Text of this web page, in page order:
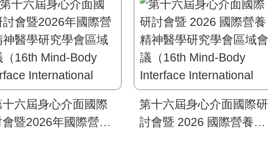
六屆身心介面國際
暨2026年國際營養
第十六屆身心介面國際研
討會暨 2026 國際營養精